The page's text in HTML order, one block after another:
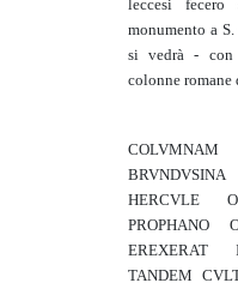
leccesi fecero
monumento a
si vedrà -
colonne
HERCVLE
EREXERAT
TANDEM